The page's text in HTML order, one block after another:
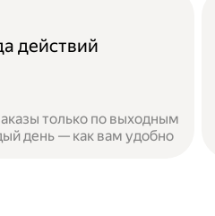
действий
только по выходным
день — как вам удобно